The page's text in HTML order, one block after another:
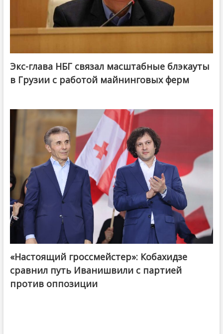
Экс-глава НБГ связал масштабные блэкауты
в Грузии с работой майнинговых ферм
@ქართული ოცნება / Georgian Dream
«Настоящий гроссмейстер»: Кобахидзе
сравнил путь Иванишвили с партией
против оппозиции